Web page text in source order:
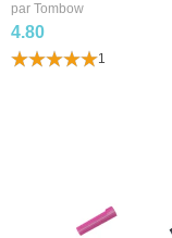
par Tombow
4.80
1